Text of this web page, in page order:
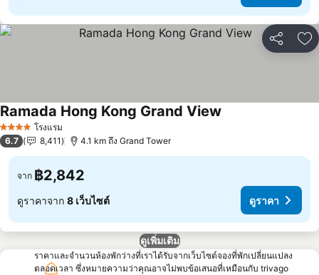
แชร์ เ
4 ดาว โรงแรม
Ramada Hong Kong Grand View
6.7 8,411 4.1 km ถึง Grand Tower
จาก ฿2,842
ดูราคาจาก 8 เว็บไซต์ ดูราคา
ดูเพิ่มเติม
ราคาและจำนวนห้องพักว่างที่เราได้รับจากเว็บไซต์จองที่พักเปลี่ยนแปลง
ตลอดเวลา ซึ่งหมายความว่าคุณอาจไม่พบข้อเสนอที่เหมือนกับ trivago